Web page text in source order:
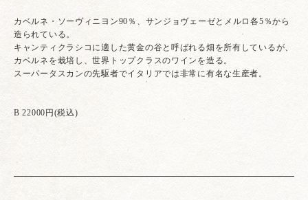
カベルネ・ソーヴィニヨン90％、サンジョヴェーゼとメルロ各5％から
造られている。
キャンティクラシコに適した黄金の谷と呼ばれる畑を所有しているが、
カベルネを栽培し、世界トップクラスのワインを造る。
スーパータスカンの先駆者でイタリアでは非常に有名な生産者。
B 22000円(税込)